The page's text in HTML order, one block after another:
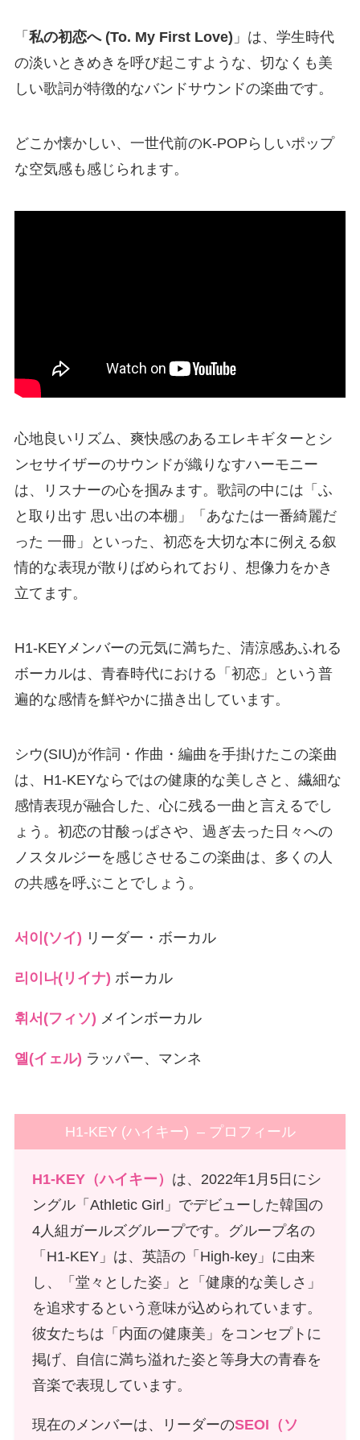
「 私の初恋へ (To. My First Love) 」は、学生時代
の淡いときめきを呼び起こすような、切なくも美
しい歌詞が特徴的なバンドサウンドの楽曲です。
どこか懐かしい、一世代前のK-POPらしいポップ
な空気感も感じられます。
心地良いリズム、爽快感のあるエレキギターとシ
ンセサイザーのサウンドが織りなすハーモニー
は、リスナーの心を掴みます。歌詞の中には「ふ
と取り出す 思い出の本棚」「あなたは一番綺麗だ
った 一冊」といった、初恋を大切な本に例える叙
情的な表現が散りばめられており、想像力をかき
立てます。
H1-KEYメンバーの元気に満ちた、清涼感あふれる
ボーカルは、青春時代における「初恋」という普
遍的な感情を鮮やかに描き出しています。
シウ(SIU)が作詞・作曲・編曲を手掛けたこの楽曲
は、H1-KEYならではの健康的な美しさと、繊細な
感情表現が融合した、心に残る一曲と言えるでし
ょう。初恋の甘酸っぱさや、過ぎ去った日々への
ノスタルジーを感じさせるこの楽曲は、多くの人
の共感を呼ぶことでしょう。
서이(ソイ) リーダー・ボーカル
리이나(リイナ) ボーカル
휘서(フィソ) メインボーカル
옐(イェル) ラッパー、マンネ
H1-KEY (ハイキー) – プロフィール
H1-KEY（ハイキー） は、2022年1月5日にシ
ングル「Athletic Girl」でデビューした韓国の
4人組ガールズグループです。グループ名の
「H1-KEY」は、英語の「High-key」に由来
し、「堂々とした姿」と「健康的な美しさ」
を追求するという意味が込められています。
彼女たちは「内面の健康美」をコンセプトに
掲げ、自信に満ち溢れた姿と等身大の青春を
音楽で表現しています。
現在のメンバーは、リーダーのSEOI（ソ